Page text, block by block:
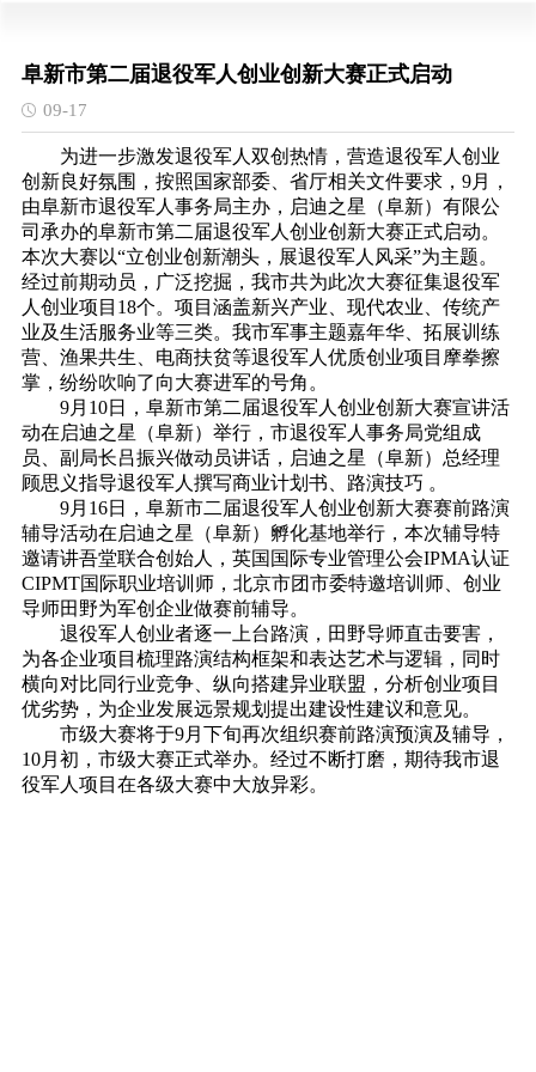
阜新市第二届退役军人创业创新大赛正式启动
09-17
为进一步激发退役军人双创热情，营造退役军人创业
创新良好氛围，按照国家部委、省厅相关文件要求，9月，
由阜新市退役军人事务局主办，启迪之星（阜新）有限公
司承办的阜新市第二届退役军人创业创新大赛正式启动。
本次大赛以“立创业创新潮头，展退役军人风采”为主题。
经过前期动员，广泛挖掘，我市共为此次大赛征集退役军
人创业项目18个。项目涵盖新兴产业、现代农业、传统产
业及生活服务业等三类。我市军事主题嘉年华、拓展训练
营、渔果共生、电商扶贫等退役军人优质创业项目摩拳擦
掌，纷纷吹响了向大赛进军的号角。
9月10日，阜新市第二届退役军人创业创新大赛宣讲活
动在启迪之星（阜新）举行，市退役军人事务局党组成
员、副局长吕振兴做动员讲话，启迪之星（阜新）总经理
顾思义指导退役军人撰写商业计划书、路演技巧 。
9月16日，阜新市二届退役军人创业创新大赛赛前路演
辅导活动在启迪之星（阜新）孵化基地举行，本次辅导特
邀请讲吾堂联合创始人，英国国际专业管理公会IPMA认证
CIPMT国际职业培训师，北京市团市委特邀培训师、创业
导师田野为军创企业做赛前辅导。
退役军人创业者逐一上台路演，田野导师直击要害，
为各企业项目梳理路演结构框架和表达艺术与逻辑，同时
横向对比同行业竞争、纵向搭建异业联盟，分析创业项目
优劣势，为企业发展远景规划提出建设性建议和意见。
市级大赛将于9月下旬再次组织赛前路演预演及辅导，
10月初，市级大赛正式举办。经过不断打磨，期待我市退
役军人项目在各级大赛中大放异彩。